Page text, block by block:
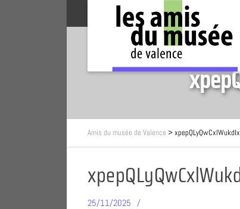
Amis du musée de Valence >
25/11/2025